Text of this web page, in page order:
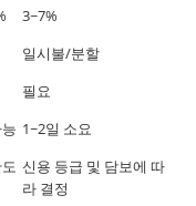
3~7%
일시불/분할
필요
1~2일 소요
신용 등급 및 담보에 따
라 결정